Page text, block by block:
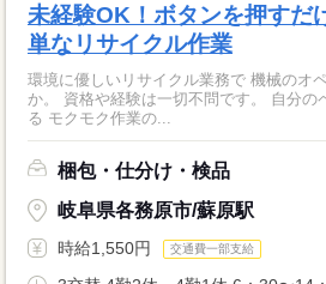
未経験OK！ボタンを押すだ
単なリサイクル作業
環境に優しいリサイクル業務で 機械のオ
か。 資格や経験は一切不問です。 自分のペースでコツコツ進められ
る モクモク作業の...
梱包・仕分け・検品
岐阜県各務原市/蘇原駅
時給1,550円 交通費一部支給